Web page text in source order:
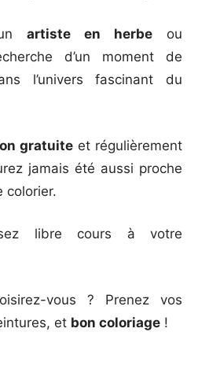
artiste en herbe ou
d’un moment de
l’univers fascinant du
gratuite et régulièrement
jamais été aussi proche
colorier.
libre cours à votre
vous ? Prenez vos
et bon coloriage !